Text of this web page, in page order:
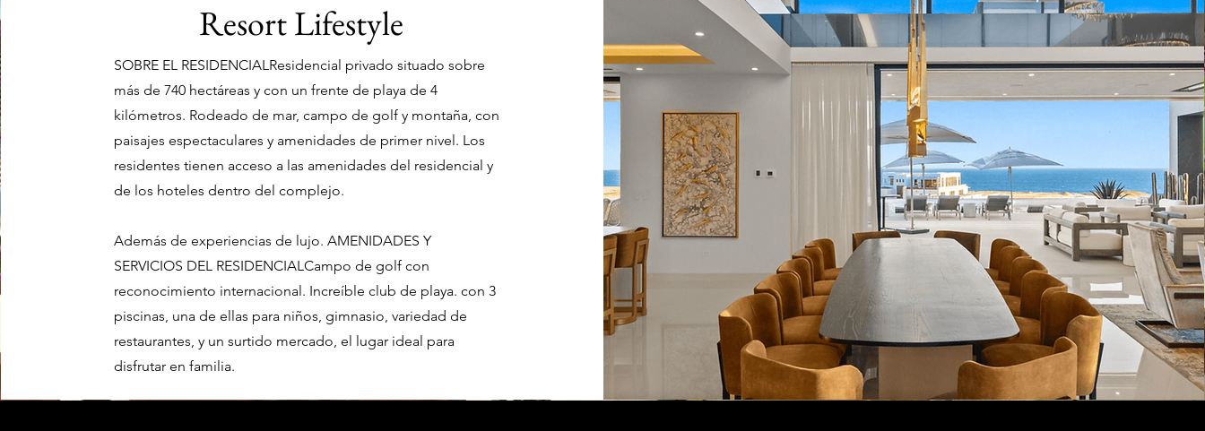
Resort Lifestyle
SOBRE EL RESIDENCIALResidencial privado situado sobre
más de 740 hectáreas y con un frente de playa de 4
kilómetros. Rodeado de mar, campo de golf y montaña, con
paisajes espectaculares y amenidades de primer nivel. Los
residentes tienen acceso a las amenidades del residencial y
de los hoteles dentro del complejo.
Además de experiencias de lujo. AMENIDADES Y
SERVICIOS DEL RESIDENCIALCampo de golf con
reconocimiento internacional. Increíble club de playa. con 3
piscinas, una de ellas para niños, gimnasio, variedad de
restaurantes, y un surtido mercado, el lugar ideal para
disfrutar en familia.